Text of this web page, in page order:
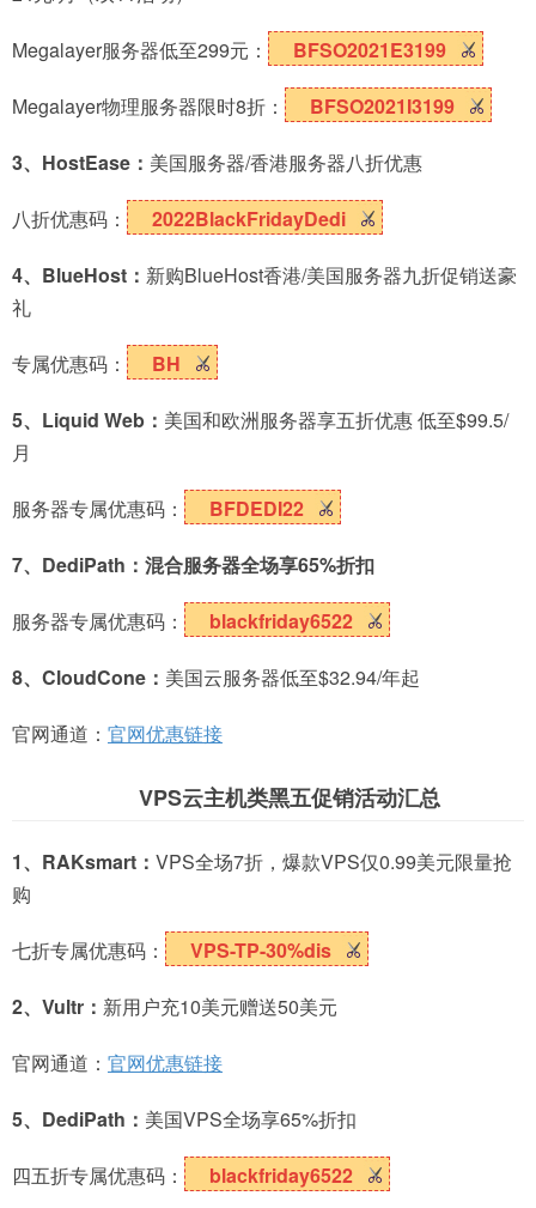
Megalayer服务器低至299元： BFSO2021E3199
Megalayer物理服务器限时8折： BFSO2021I3199
3、HostEase： 美国服务器/香港服务器八折优惠
八折优惠码： 2022BlackFridayDedi
4、BlueHost： 新购BlueHost香港/美国服务器九折促销送豪
礼
专属优惠码： BH
5、Liquid Web： 美国和欧洲服务器享五折优惠 低至$99.5/
月
服务器专属优惠码： BFDEDI22
7、DediPath：混合服务器全场享65%折扣
服务器专属优惠码： blackfriday6522
8、CloudCone： 美国云服务器低至$32.94/年起
官网通道： 官网优惠链接
VPS云主机类黑五促销活动汇总
1、RAKsmart： VPS全场7折，爆款VPS仅0.99美元限量抢
购
七折专属优惠码： VPS-TP-30%dis
2、Vultr： 新用户充10美元赠送50美元
官网通道： 官网优惠链接
5、DediPath： 美国VPS全场享65%折扣
四五折专属优惠码： blackfriday6522